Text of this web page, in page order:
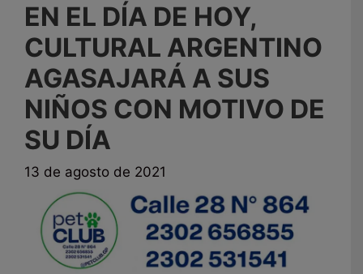
EN EL DÍA DE HOY,
CULTURAL ARGENTINO
AGASAJARÁ A SUS
NIÑOS CON MOTIVO DE
SU DÍA
13 de agosto de 2021